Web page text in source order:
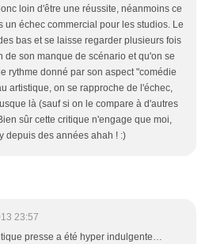
loin d'être une réussite, néanmoins ce
un échec commercial pour les studios. Le
bas et se laisse regarder plusieurs fois
de son manque de scénario et qu'on se
rythme donné par son aspect "comédie
artistique, on se rapproche de l'échec,
là (sauf si on le compare à d'autres
sûr cette critique n'engage que moi,
depuis des années ahah ! :)
23:57
presse a été hyper indulgente…